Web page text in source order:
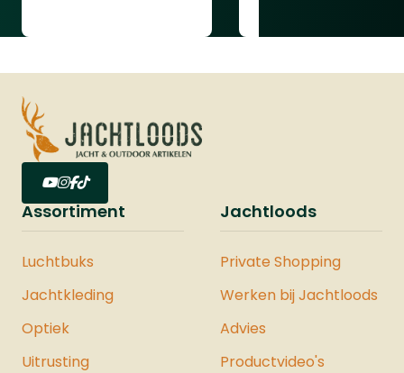
Assortiment
Luchtbuks
Jachtkleding
Optiek
Uitrusting
Jachtloods
Private Shopping
Werken bij Jachtloods
Advies
Productvideo's